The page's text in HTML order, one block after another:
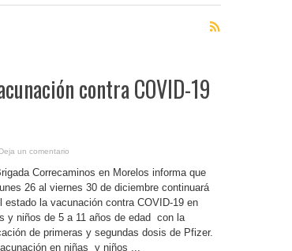
contra COVID-19
Deja un comentario
Correcaminos en Morelos informa que
26 al viernes 30 de diciembre continuará
estado la vacunación contra COVID-19 en
y niños de 5 a 11 años de edad con la
de primeras y segundas dosis de Pfizer.
en niñas y niños ...